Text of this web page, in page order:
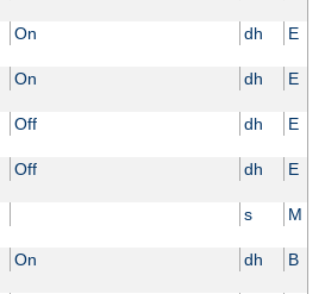
On dh E
On dh E
Off dh E
Off dh E
s M
On dh B